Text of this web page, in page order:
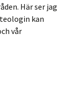
Här ser jag
kan
vår